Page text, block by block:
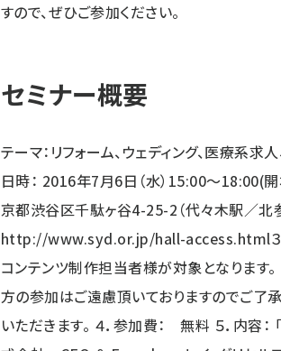
すので、ぜひご参加ください。
セミナー概要
テーマ：リフォーム、ウェディング、医療系
日時： 2016年7月6日（水）15:00〜18:00(
京都渋谷区千駄ヶ谷4-25-2（代々木駅／北
http://www.syd.or.jp/hall-access.html
コンテンツ制作担当者様が対象となります
方の参加はご遠慮頂いておりますのでご了
いただきます。 ４．参加費： 無料 ５．内容